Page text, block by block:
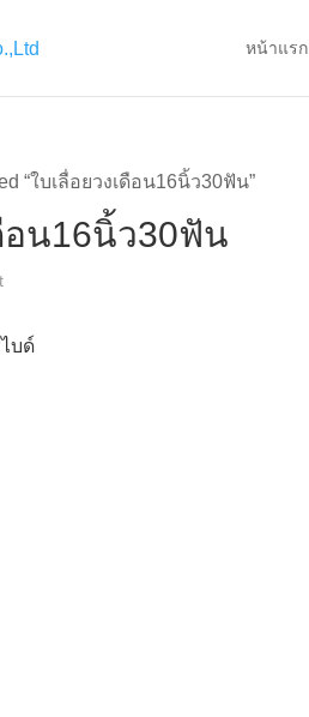
หน้าแรก
“ใบเลื่อยวงเดือน16นิ้ว30ฟัน”
อน16นิ้ว30ฟัน
บด์